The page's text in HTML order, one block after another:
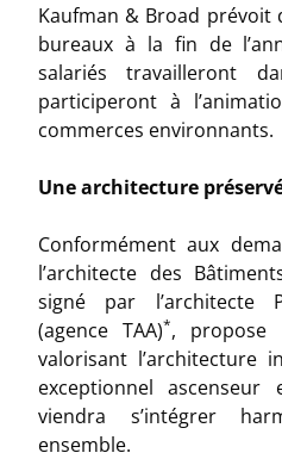
Kaufman & Broad prévoit
bureaux à la fin de
salariés travailleront
participeront à
commerces environnants.
Une architecture
Conformément aux
l’architecte des
signé par l’architecte
(agence TAA)*, propose
valorisant l’architecture
exceptionnel ascenseur
viendra s’intégrer
ensemble.